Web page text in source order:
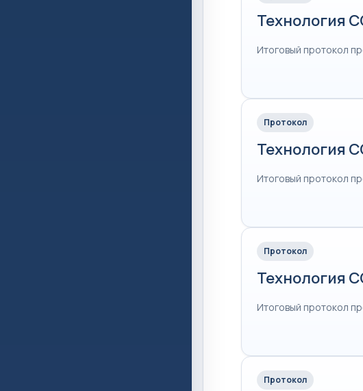
Технология
Итоговый протокол
Протокол
Технология
Итоговый протокол
Протокол
Технология
Итоговый протокол
Протокол